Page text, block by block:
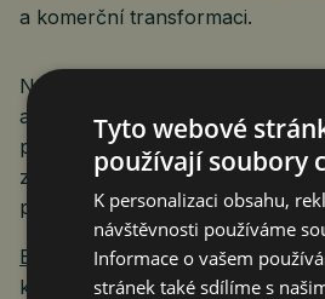
a komerční transformaci.
Naplánujte si návštěvu s
aplikaceDTS FurnitureChina APP
předem zaregistrovat,
zasílat dotazy a sestavit si plán
příjezdem.
Bezplatná předběžná registrace
k dispozici do 22:00 hodin dne
Tyto webové
používají soubory
K personalizaci obsahu,
návštěvnosti používáme
Informace o vašem
stránek také sdílíme s